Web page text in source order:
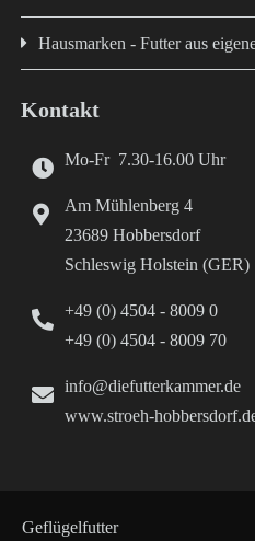
Hausmarken - Futter aus
Kontakt
Mo-Fr 7.30-16.00 Uhr
Am Mühlenberg 4
23689 Hobbersdorf
Schleswig Holstein (GER)
+49 (0) 4504 - 8009 0
+49 (0) 4504 - 8009 70
info@diefutterkammer.de
www.stroeh-
Geflügelfutter